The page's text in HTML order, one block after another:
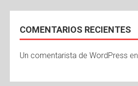
COMENTARIOS RECIENTES
Un comentarista de WordPress en